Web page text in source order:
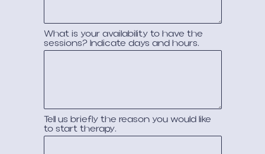
What is your availability to have the
sessions? Indicate days and hours.
Tell us briefly the reason you would like
to start therapy.